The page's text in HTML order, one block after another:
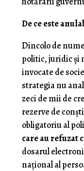
De ce este
Dincolo de
politic, juridic şi
invocate de
strategia nu
zeci de mii de
rezerve de
obligatoriu al
care au refuzat
dosarul
naţional al